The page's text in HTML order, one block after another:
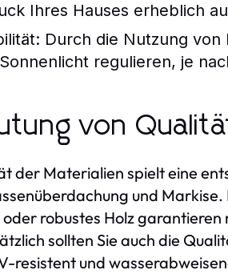
Ihres Hauses erheblich
Durch die Nutzung
regulieren, je
von
der Materialien spielt eine
und
robustes Holz
sollten Sie auch die
resistent und